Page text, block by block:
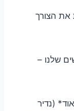
את הצורך
שלנו –
(נדיר